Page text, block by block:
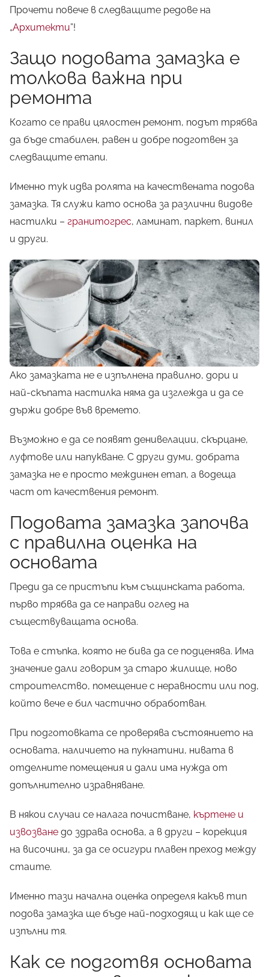
Прочети повече в следващите редове на
„Архитекти”!
Защо подовата замазка е
толкова важна при
ремонта
Когато се прави цялостен ремонт, подът трябва
да бъде стабилен, равен и добре подготвен за
следващите етапи.
Именно тук идва ролята на качествената подова
замазка. Тя служи като основа за различни видове
настилки – гранитогрес, ламинат, паркет, винил
и други.
Ако замазката не е изпълнена правилно, дори и
най-скъпата настилка няма да изглежда и да се
държи добре във времето.
Възможно е да се появят денивелации, скърцане,
луфтове или напукване. С други думи, добрата
замазка не е просто междинен етап, а водеща
част от качествения ремонт.
Подовата замазка започва
с правилна оценка на
основата
Преди да се пристъпи към същинската работа,
първо трябва да се направи оглед на
съществуващата основа.
Това е стъпка, която не бива да се подценява. Има
значение дали говорим за старо жилище, ново
строителство, помещение с неравности или под,
който вече е бил частично обработван.
При подготовката се проверява състоянието на
основата, наличието на пукнатини, нивата в
отделните помещения и дали има нужда от
допълнително изравняване.
В някои случаи се налага почистване, къртене и
извозване до здрава основа, а в други – корекция
на височини, за да се осигури плавен преход между
стаите.
Именно тази начална оценка определя какъв тип
подова замазка ще бъде най-подходящ и как ще се
изпълни тя.
Как се подготвя основата